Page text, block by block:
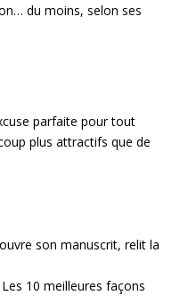
du moins, selon ses
parfaite pour tout
plus attractifs que de
son manuscrit, relit la
10 meilleures façons